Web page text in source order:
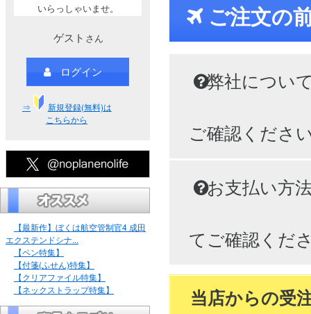
いらっしゃいませ。
ゲスト さん
ログイン
⇒
新規登録(無料)は
こちらから
【最新作】ぼくは航空管制官4 成田
エクステンドシナ...
【ペン特集】
【付箋(ふせん)特集】
【クリアファイル特集】
【ネックストラップ特集】
ご注文の
弊社につい
ご確認くださ
お支払い方
てご確認くだ
当店からの受